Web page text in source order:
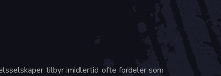
tilbyr imidlertid ofte fordeler som